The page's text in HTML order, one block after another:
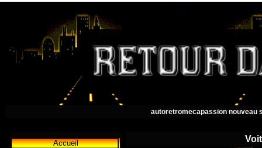
Vailly sur
autoretromecapassion nouveau
Accueil